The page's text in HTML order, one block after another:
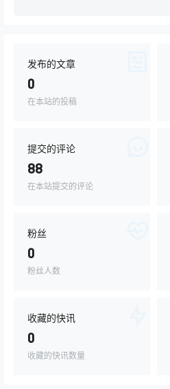
发布的文章
0
在本站的投稿
提交的评论
88
在本站提交的评论
粉丝
0
粉丝人数
收藏的快讯
0
收藏的快讯数量